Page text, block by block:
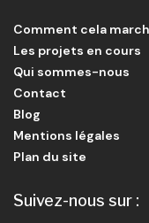
Comment cela
Les projets en cours
Qui sommes-nous
Contact
Blog
Mentions légales
Plan du site
Suivez-nous sur :